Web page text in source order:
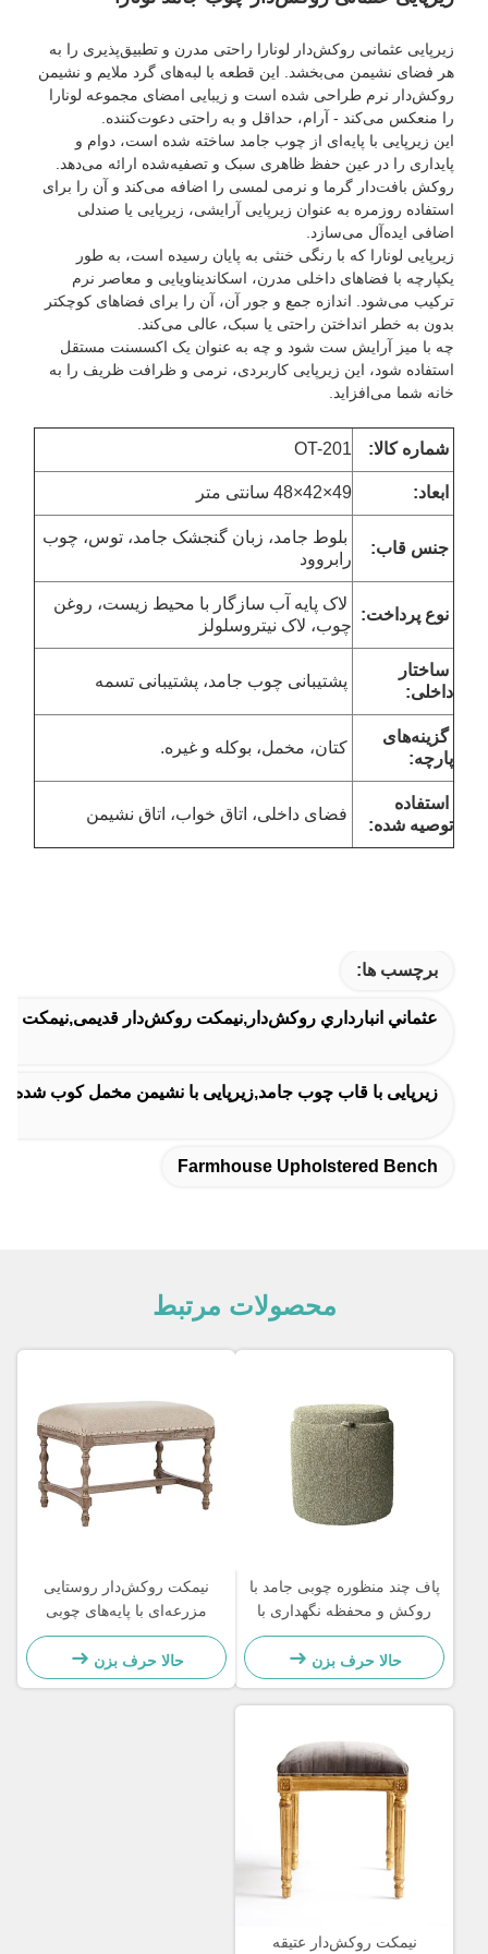
زیرپایی عثمانی روکش‌دار لونارا راحتی مدرن و تطبیق‌پذیری را به
هر فضای نشیمن می‌بخشد. این قطعه با لبه‌های گرد ملایم و نشیمن
روکش‌دار نرم طراحی شده است و زیبایی امضای مجموعه لونارا
را منعکس می‌کند - آرام، حداقل و به راحتی دعوت‌کننده.
این زیرپایی با پایه‌ای از چوب جامد ساخته شده است، دوام و
پایداری را در عین حفظ ظاهری سبک و تصفیه‌شده ارائه می‌دهد.
روکش بافت‌دار گرما و نرمی لمسی را اضافه می‌کند و آن را برای
استفاده روزمره به عنوان زیرپایی آرایشی، زیرپایی یا صندلی
اضافی ایده‌آل می‌سازد.
زیرپایی لونارا که با رنگی خنثی به پایان رسیده است، به طور
یکپارچه با فضاهای داخلی مدرن، اسکاندیناویایی و معاصر نرم
ترکیب می‌شود. اندازه جمع و جور آن، آن را برای فضاهای کوچکتر
بدون به خطر انداختن راحتی یا سبک، عالی می‌کند.
چه با میز آرایش ست شود و چه به عنوان یک اکسسنت مستقل
استفاده شود، این زیرپایی کاربردی، نرمی و ظرافت ظریف را به
خانه شما می‌افزاید.
شماره کالا: OT-201
ابعاد: 49×42×48 سانتی متر
جنس قاب:
بلوط جامد، زبان گنجشک جامد، توس، چوب
رابروود
نوع پرداخت:
لاک پایه آب سازگار با محیط زیست، روغن
چوب، لاک نیتروسلولز
ساختار
داخلی:
پشتیبانی چوب جامد، پشتیبانی تسمه
گزینه‌های
پارچه:
کتان، مخمل، بوکله و غیره.
استفاده
توصیه شده:
فضای داخلی، اتاق خواب، اتاق نشیمن
برچسب ها:
عثماني انبارداري روکش‌دار,نیمکت روکش‌دار قدیمی,نیمکت
زیرپایی با قاب چوب جامد,زیرپایی با نشیمن مخمل کوب شده
Farmhouse Upholstered Bench
محصولات مرتبط
پاف چند منظوره چوبی جامد با
روکش و محفظه نگهداری با
سینی قابل جابجایی
حالا حرف بزن
نیمکت روکش‌دار روستایی
مزرعه‌ای با پایه‌های چوبی
منبت‌کاری شده برای اتاق
نشیمن
حالا حرف بزن
نیمکت روکش‌دار عتیقه